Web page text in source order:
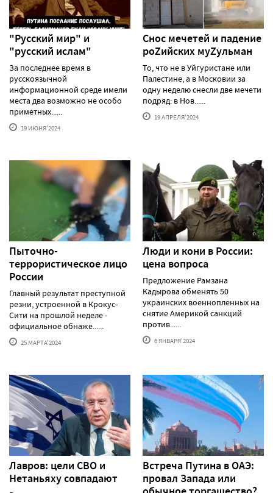
"Русский мир" и
"русский ислам"
За последнее время в
русскоязычной
информационной среде имели
места два возможно не особо
приметных......
19 ИЮНЯ'2024
Снос мечетей и падение
роZийских муZульман
То, что не в Уйгуристане или
Палестине, а в Московии за
одну неделю снесли две мечети
подряд: в Нов......
19 АПРЕЛЯ'2024
Пыточно-
террористическое лицо
России
Главный результат преступной
резни, устроенной в Крокус-
Сити на прошлой неделе -
официальное обнаже......
25 МАРТА'2024
Люди и кони в России:
цена вопроса
Предложение Рамзана
Кадырова обменять 50
украинских военнопленных на
снятие Америкой санкций
против......
6 ЯНВАРЯ'2024
Лавров: цели СВО и
Нетаньяху совпадают
Встреча Путина в ОАЭ:
провал Запада или